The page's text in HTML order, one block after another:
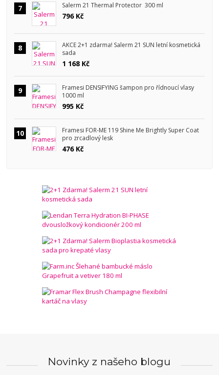
7 Salerm 21 Thermal Protector 300 ml
796 Kč
8
AKCE 2+1 zdarma! Salerm 21 SUN letní kosmetická
sada
1 168 Kč
9
Framesi DENSIFYING šampon pro řídnoucí vlasy
1000 ml
995 Kč
10
Framesi FOR-ME 119 Shine Me Brightly Super Coat
pro zrcadlový lesk
476 Kč
Novinky z našeho blogu